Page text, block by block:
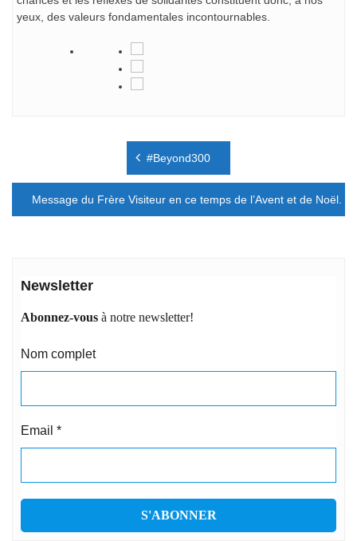
yeux, des valeurs fondamentales incontournables.
l’article
#Beyond300
Message du Frère Visiteur en ce temps de l’Avent et de Noël.
Newsletter
Abonnez-vous à notre newsletter!
Nom complet
Email *